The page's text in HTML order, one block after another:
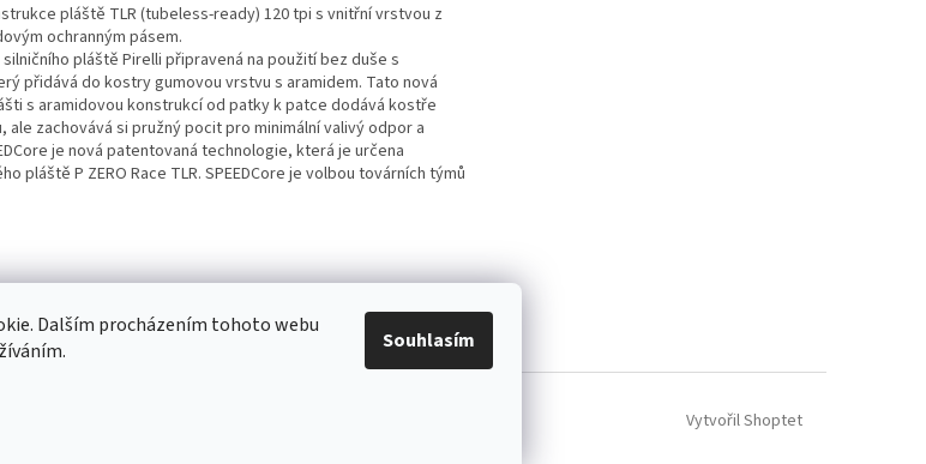
Dalším procházením tohoto webu
Souhlasím
pláště TLR (tubeless-ready) 120 tpi s vnitřní vrstvou z
ochranným pásem.
pláště Pirelli připravená na použití bez duše s
přidává do kostry gumovou vrstvu s aramidem. Tato nová
s aramidovou konstrukcí od patky k patce dodává kostře
zachovává si pružný pocit pro minimální valivý odpor a
je nová patentovaná technologie, která je určena
pláště P ZERO Race TLR. SPEEDCore je volbou továrních týmů
/ Ochrana osobních údajů / Reklamace / Výměna, vrácení zboží
Vytvořil Shoptet